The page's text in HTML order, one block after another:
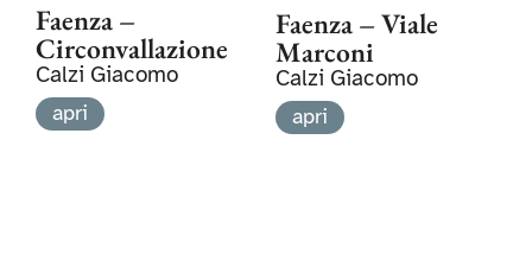
Faenza –
Circonvallazione
Calzi Giacomo
apri
Faenza – Viale
Marconi
Calzi Giacomo
apri